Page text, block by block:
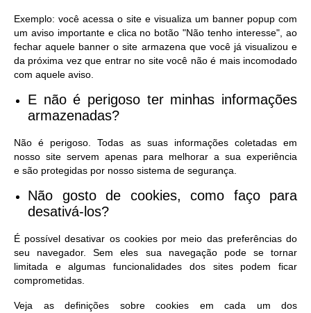
Exemplo: você acessa o site e visualiza um banner popup com
um aviso importante e clica no botão "Não tenho interesse", ao
fechar aquele banner o site armazena que você já visualizou e
da próxima vez que entrar no site você não é mais incomodado
com aquele aviso.
E não é perigoso ter minhas informações
armazenadas?
Não é perigoso. Todas as suas informações coletadas em
nosso site servem apenas para melhorar a sua experiência
e são protegidas por nosso sistema de segurança.
Não gosto de cookies, como faço para
desativá-los?
É possível desativar os cookies por meio das preferências do
seu navegador. Sem eles sua navegação pode se tornar
limitada e algumas funcionalidades dos sites podem ficar
comprometidas.
Veja as definições sobre cookies em cada um dos